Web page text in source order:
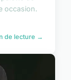
occasion.
de lecture →